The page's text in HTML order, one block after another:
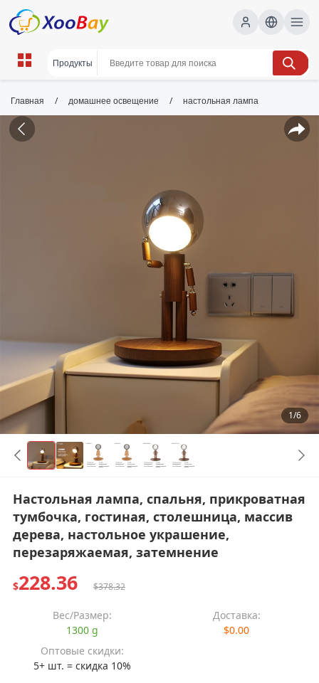
Главная / домашнее освещение / настольная лампа
1/6
Настольная лампа, спальня, прикроватная
тумбочка, гостиная, столешница, массив
дерева, настольное украшение,
перезаряжаемая, затемнение
$228.36 $378.32
Вес/Размер:
1300 g
Доставка:
$0.00
Оптовые скидки:
5+ шт. = скидка 10%